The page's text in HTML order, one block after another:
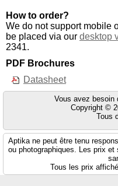
How to order?
We do not support mobile
be placed via our desktop
2341.
PDF Brochures
Datasheet
Vous avez besoin
Copyright ©
Tous
Aptika ne peut être tenu
ou photographiques. Les prix
Tous les prix